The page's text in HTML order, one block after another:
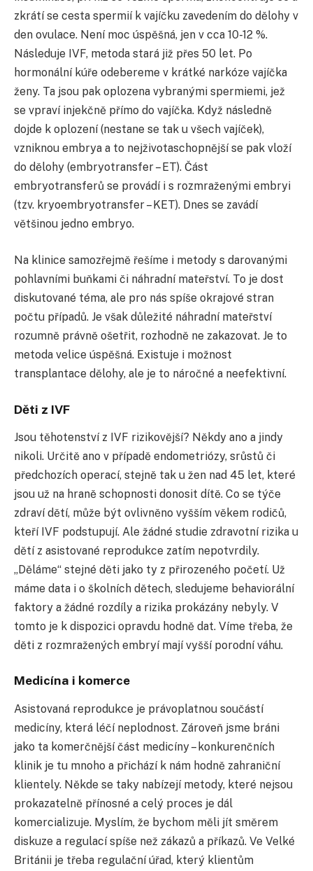
zkrátí se cesta spermií k vajíčku zavedením do dělohy v
den ovulace. Není moc úspěšná, jen v cca 10-12 %.
Následuje IVF, metoda stará již přes 50 let. Po
hormonální kúře odebereme v krátké narkóze vajíčka
ženy. Ta jsou pak oplozena vybranými spermiemi, jež
se vpraví injekčně přímo do vajíčka. Když následně
dojde k oplození (nestane se tak u všech vajíček),
vzniknou embrya a to nejživotaschopnější se pak vloží
do dělohy (embryotransfer – ET). Část
embryotransferů se provádí i s rozmraženými embryi
(tzv. kryoembryotransfer – KET). Dnes se zavádí
většinou jedno embryo.
Na klinice samozřejmě řešíme i metody s darovanými
pohlavními buňkami či náhradní mateřství. To je dost
diskutované téma, ale pro nás spíše okrajové stran
počtu případů. Je však důležité náhradní mateřství
rozumně právně ošetřit, rozhodně ne zakazovat. Je to
metoda velice úspěšná. Existuje i možnost
transplantace dělohy, ale je to náročné a neefektivní.
Děti z IVF
Jsou těhotenství z IVF rizikovější? Někdy ano a jindy
nikoli. Určitě ano v případě endometriózy, srůstů či
předchozích operací, stejně tak u žen nad 45 let, které
jsou už na hraně schopnosti donosit dítě. Co se týče
zdraví dětí, může být ovlivněno vyšším věkem rodičů,
kteří IVF podstupují. Ale žádné studie zdravotní rizika u
dětí z asistované reprodukce zatím nepotvrdily.
„Děláme“ stejné děti jako ty z přirozeného početí. Už
máme data i o školních dětech, sledujeme behaviorální
faktory a žádné rozdíly a rizika prokázány nebyly. V
tomto je k dispozici opravdu hodně dat. Víme třeba, že
děti z rozmražených embryí mají vyšší porodní váhu.
Medicína i komerce
Asistovaná reprodukce je právoplatnou součástí
medicíny, která léčí neplodnost. Zároveň jsme bráni
jako ta komerčnější část medicíny – konkurenčních
klinik je tu mnoho a přichází k nám hodně zahraniční
klientely. Někde se taky nabízejí metody, které nejsou
prokazatelně přínosné a celý proces je dál
komercializuje. Myslím, že bychom měli jít směrem
diskuze a regulací spíše než zákazů a příkazů. Ve Velké
Británii je třeba regulační úřad, který klientům